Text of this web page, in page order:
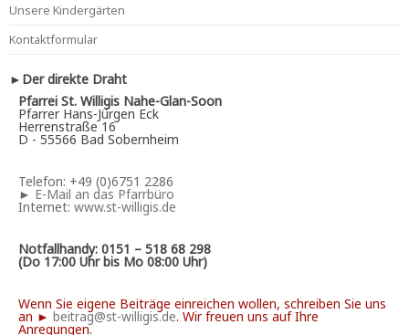
Unsere Kindergärten
Kontaktformular
►Der direkte Draht
Pfarrei St. Willigis Nahe-Glan-Soon
Pfarrer Hans-Jürgen Eck
Herrenstraße 16
D - 55566 Bad Sobernheim
Telefon: +49 (0)6751 2286
► E-Mail an das Pfarrbüro
Internet: www.st-willigis.de
Notfallhandy: 0151 – 518 68 298
(Do 17:00 Uhr bis Mo 08:00 Uhr)
Wenn Sie eigene Beiträge einreichen wollen, schreiben Sie uns
an ► beitrag@st-willigis.de. Wir freuen uns auf Ihre
Anregungen.